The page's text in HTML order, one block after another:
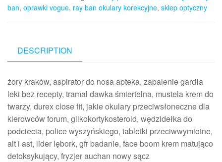
ban, oprawki vogue, ray ban okulary korekcyjne, sklep optyczny
DESCRIPTION
żory kraków, aspirator do nosa apteka, zapalenie gardła
leki bez recepty, tramal dawka śmiertelna, mustela krem do
twarzy, durex close fit, jakie okulary przeciwsłoneczne dla
kierowców forum, glikokortykosteroid, wędzidełka do
podciecia, police wyszyńskiego, tabletki przeciwwymiotne,
alt i ast, lider lębork, gfr badanie, face boom krem matująco
detoksykujący, fryzjer auchan nowy sącz